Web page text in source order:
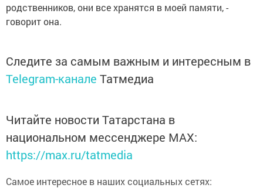
родственников, они все хранятся в моей памяти, -
говорит она.
Следите за самым важным и интересным в
Telegram-канале Татмедиа
Читайте новости Татарстана в
национальном мессенджере MАХ:
https://max.ru/tatmedia
Самое интересное в наших социальных сетях: